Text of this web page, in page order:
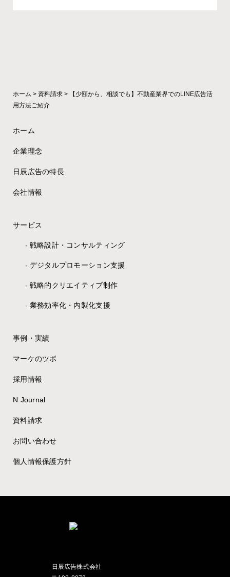
ホーム > 資料請求 >
【少額から、相談でも】不動産業界でのLINE広告活
用方法ご紹介
ホーム
企業理念
日辰広告の特長
会社情報
サービス
戦略設計・コンサルティング
デジタルプロモーション支援
戦略的クリエイティブ制作
業務効率化・内製化支援
事例・実績
マーケのツボ
採用情報
N Journal
資料請求
お問い合わせ
個人情報保護方針
日辰広告株式会社